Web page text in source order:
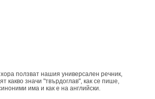
ползват нашия универсален речник,
какво значи "твърдоглав", как се пише,
има и как е на английски.